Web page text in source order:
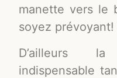
manette vers le
soyez prévoyant!
D’ailleurs
indispensable